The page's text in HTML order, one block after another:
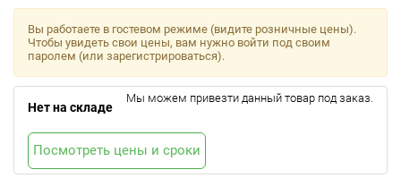
Вы работаете в гостевом режиме (видите розничные цены).
Чтобы увидеть свои цены, вам нужно войти под своим
паролем (или зарегистрироваться).
Нет на складе
Мы можем привезти данный товар под заказ.
Посмотреть цены и сроки